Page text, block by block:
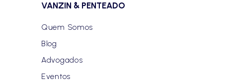
VANZIN & PENTEADO
Quem Somos
Blog
Advogados
Eventos